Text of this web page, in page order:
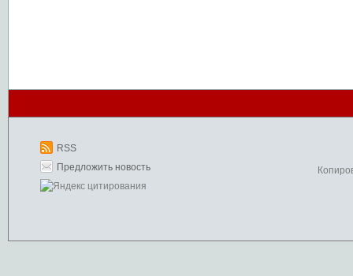
RSS
Предложить новость